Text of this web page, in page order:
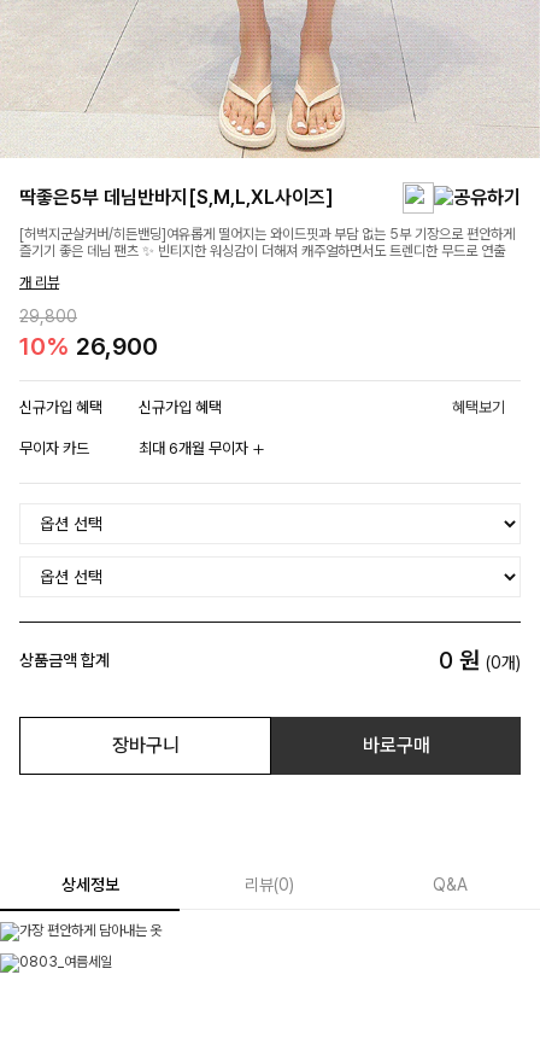
딱좋은5부 데님반바지[S,M,L,XL사이즈]
[허벅지군살커버/히든밴딩]여유롭게 떨어지는 와이드핏과 부담 없는 5부 기장으로 편안하게
즐기기 좋은 데님 팬츠 ✨ 빈티지한 워싱감이 더해져 캐주얼하면서도 트렌디한 무드로 연출
개 리뷰
29,800
10% 26,900
신규가입 혜택 신규가입 혜택 혜택보기
무이자 카드 최대 6개월 무이자
상품금액 합계 0 원 (0개)
장바구니 바로구매
상세정보 리뷰(0) Q&A